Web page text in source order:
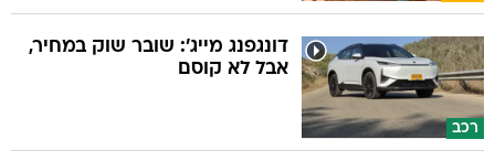
רכב
דונגפנג מייג': שובר שוק במחיר,
אבל לא קוסם